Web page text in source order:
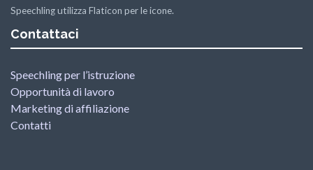
Speechling utilizza Flaticon per le icone.
Contattaci
Speechling per l’istruzione
Opportunità di lavoro
Marketing di affiliazione
Contatti